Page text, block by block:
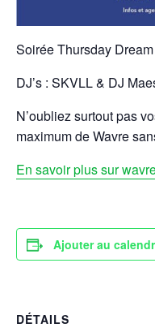
Soirée Thursday Dream
DJ’s : SKVLL & DJ
N’oubliez surtout pas
maximum de Wavre
En savoir plus sur
Ajouter au
DÉTAILS